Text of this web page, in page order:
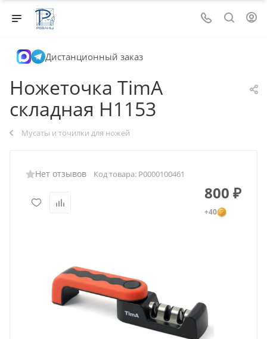
Дистанционный заказ
Ножеточка TimA
складная H1153
Мусаты и точилки для ножей
Нет отзывов Код товара: Р0000100461
800 ₽
+40